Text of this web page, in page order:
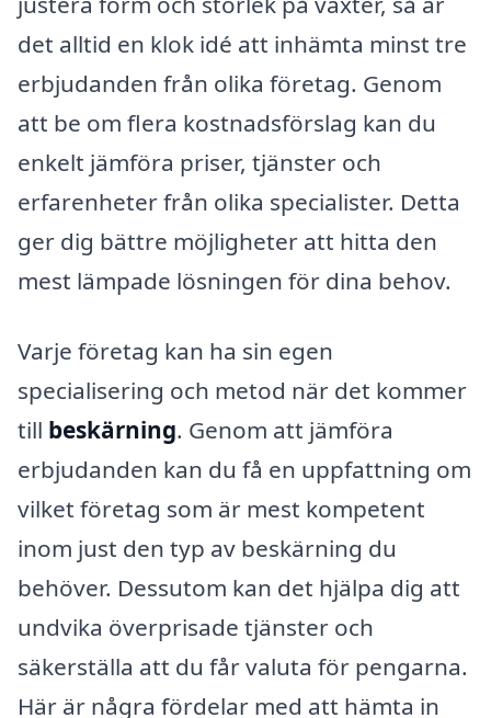
det alltid en klok idé att inhämta minst tre
erbjudanden från olika företag. Genom
att be om flera kostnadsförslag kan du
enkelt jämföra priser, tjänster och
erfarenheter från olika specialister. Detta
ger dig bättre möjligheter att hitta den
mest lämpade lösningen för dina behov.
Varje företag kan ha sin egen
specialisering och metod när det kommer
till beskärning. Genom att jämföra
erbjudanden kan du få en uppfattning om
vilket företag som är mest kompetent
inom just den typ av beskärning du
behöver. Dessutom kan det hjälpa dig att
undvika överprisade tjänster och
säkerställa att du får valuta för pengarna.
Här är några fördelar med att hämta in